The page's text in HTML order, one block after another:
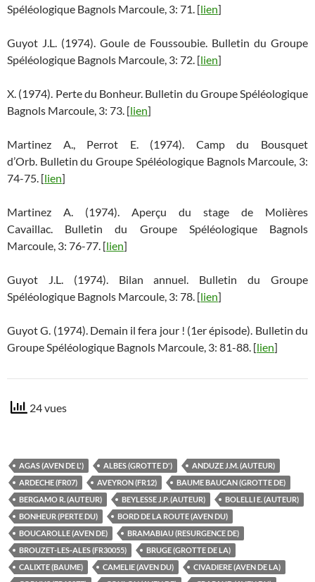
Spéléologique Bagnols Marcoule, 3: 71. [lien]
Guyot J.L. (1974). Goule de Foussoubie. Bulletin du Groupe
Spéléologique Bagnols Marcoule, 3: 72. [lien]
X. (1974). Perte du Bonheur. Bulletin du Groupe Spéléologique
Bagnols Marcoule, 3: 73. [lien]
Martinez A., Perrot E. (1974). Camp du Bousquet
d’Orb. Bulletin du Groupe Spéléologique Bagnols Marcoule, 3:
74-75. [lien]
Martinez A. (1974). Aperçu du stage de Molières
Cavaillac. Bulletin du Groupe Spéléologique Bagnols
Marcoule, 3: 76-77. [lien]
Guyot J.L. (1974). Bilan annuel. Bulletin du Groupe
Spéléologique Bagnols Marcoule, 3: 78. [lien]
Guyot G. (1974). Demain il fera jour ! (1er épisode). Bulletin du
Groupe Spéléologique Bagnols Marcoule, 3: 81-88. [lien]
24 vues
AGAS (AVEN DE L') ALBES (GROTTE D')
ANDUZE J.M. (AUTEUR)
ARDECHE (FR07)
AVEYRON (FR12)
BAUME BAUCAN (GROTTE DE)
BERGAMO R. (AUTEUR)
BEYLESSE J.P. (AUTEUR)
BOLELLI E. (AUTEUR)
BONHEUR (PERTE DU)
BORD DE LA ROUTE (AVEN DU)
BOUCAROLLE (AVEN DE)
BRAMABIAU (RESURGENCE DE)
BROUZET-LES-ALES (FR30055)
BRUGE (GROTTE DE LA)
CALIXTE (BAUME)
CAMELIE (AVEN DU)
CIVADIERE (AVEN DE LA)